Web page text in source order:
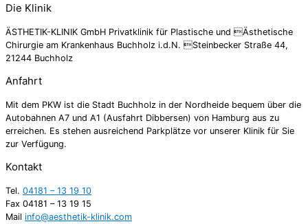
Die Klinik
ÄSTHETIK-KLINIK GmbH Privatklinik für Plastische und Ästhetische
Chirurgie am Krankenhaus Buchholz i.d.N. Steinbecker Straße 44,
21244 Buchholz
Anfahrt
Mit dem PKW ist die Stadt Buchholz in der Nordheide bequem über die
Autobahnen A7 und A1 (Ausfahrt Dibbersen) von Hamburg aus zu
erreichen. Es stehen ausreichend Parkplätze vor unserer Klinik für Sie
zur Verfügung.
Kontakt
Tel. 04181 – 13 19 10
Fax 04181 – 13 19 15
Mail info@aesthetik-klinik.com